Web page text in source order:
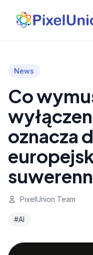
News
Co
oznacza
PixelUnion Team
#AI